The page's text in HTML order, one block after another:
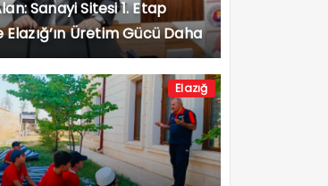
Sanayi Sitesi 1. Etap
Elazığ’ın Üretim Gücü Daha
Elazığ